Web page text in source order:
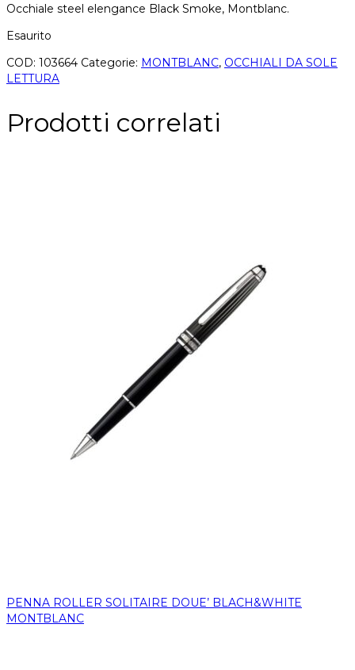
Occhiale steel elengance Black Smoke, Montblanc.
Esaurito
COD: 103664 Categorie: MONTBLANC, OCCHIALI DA SOLE
LETTURA
Prodotti correlati
PENNA ROLLER SOLITAIRE DOUE’ BLACH&WHITE
MONTBLANC